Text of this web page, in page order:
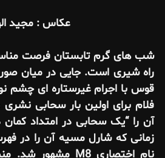
عکاس : مجید
شب های گرم تابستان فرصت
راه شیری است. جایی در میان
فلام برای اولین بار سحابی
آن را “یک سحابی در امتداد کمان
زمانی که شارل مسیه آن را در